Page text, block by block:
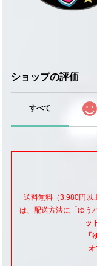
ショップの評価
すべて
送料無料（3,980円以
は、配送方法に「ゆう
ッ
オ